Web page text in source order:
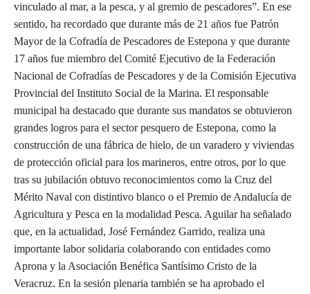
vinculado al mar, a la pesca, y al gremio de pescadores”. En ese
sentido, ha recordado que durante más de 21 años fue Patrón
Mayor de la Cofradía de Pescadores de Estepona y que durante
17 años fue miembro del Comité Ejecutivo de la Federación
Nacional de Cofradías de Pescadores y de la Comisión Ejecutiva
Provincial del Instituto Social de la Marina. El responsable
municipal ha destacado que durante sus mandatos se obtuvieron
grandes logros para el sector pesquero de Estepona, como la
construcción de una fábrica de hielo, de un varadero y viviendas
de protección oficial para los marineros, entre otros, por lo que
tras su jubilación obtuvo reconocimientos como la Cruz del
Mérito Naval con distintivo blanco o el Premio de Andalucía de
Agricultura y Pesca en la modalidad Pesca. Aguilar ha señalado
que, en la actualidad, José Fernández Garrido, realiza una
importante labor solidaria colaborando con entidades como
Aprona y la Asociación Benéfica Santísimo Cristo de la
Veracruz. En la sesión plenaria también se ha aprobado el